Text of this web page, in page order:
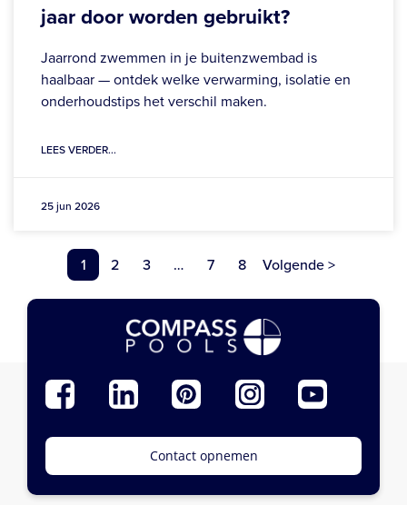
jaar door worden gebruikt?
Jaarrond zwemmen in je buitenzwembad is
haalbaar — ontdek welke verwarming, isolatie en
onderhoudstips het verschil maken.
LEES VERDER...
25 jun 2026
Berichten
paginering
1 2 3 … 7 8 Volgende >
Contact opnemen